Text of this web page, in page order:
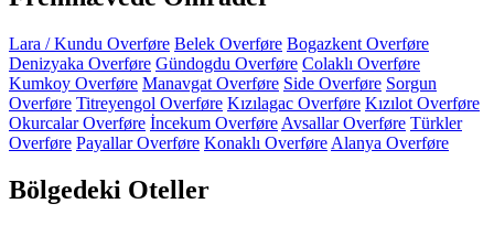
Lara / Kundu Overføre Belek Overføre Bogazkent Overføre
Denizyaka Overføre Gündogdu Overføre Colaklı Overføre
Kumkoy Overføre Manavgat Overføre Side Overføre Sorgun
Overføre Titreyengol Overføre Kızılagac Overføre Kızılot Overføre
Okurcalar Overføre İncekum Overføre Avsallar Overføre Türkler
Overføre Payallar Overføre Konaklı Overføre Alanya Overføre
Bölgedeki Oteller